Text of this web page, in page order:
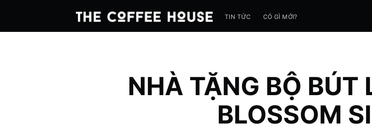
TIN TỨC CÓ GÌ MỚI?
NHÀ TẶNG BỘ BÚT
BLOSSOM